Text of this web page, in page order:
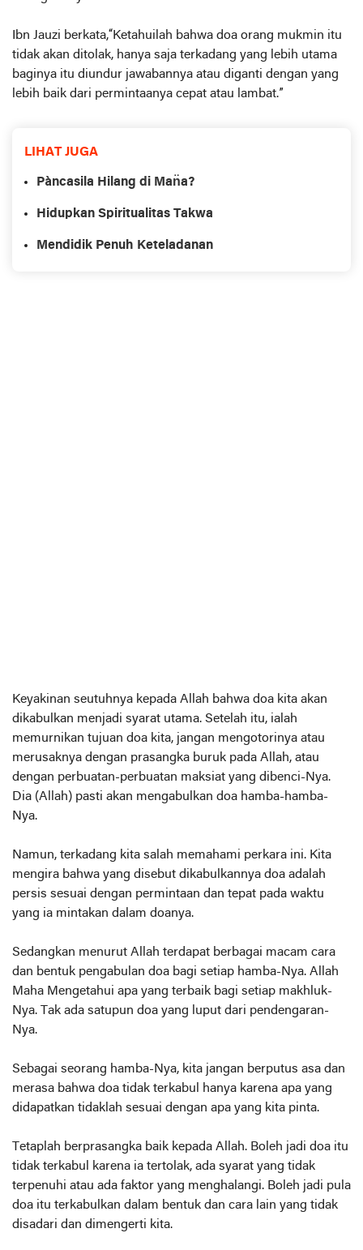
Ibn Jauzi berkata,“Ketahuilah bahwa doa orang mukmin itu
tidak akan ditolak, hanya saja terkadang yang lebih utama
baginya itu diundur jawabannya atau diganti dengan yang
lebih baik dari permintaanya cepat atau lambat.”
LIHAT JUGA
Pàncasila Hilang di Man̈a?
Hidupkan Spiritualitas Takwa
Mendidik Penuh Keteladanan
Keyakinan seutuhnya kepada Allah bahwa doa kita akan
dikabulkan menjadi syarat utama. Setelah itu, ialah
memurnikan tujuan doa kita, jangan mengotorinya atau
merusaknya dengan prasangka buruk pada Allah, atau
dengan perbuatan-perbuatan maksiat yang dibenci-Nya.
Dia (Allah) pasti akan mengabulkan doa hamba-hamba-
Nya.
Namun, terkadang kita salah memahami perkara ini. Kita
mengira bahwa yang disebut dikabulkannya doa adalah
persis sesuai dengan permintaan dan tepat pada waktu
yang ia mintakan dalam doanya.
Sedangkan menurut Allah terdapat berbagai macam cara
dan bentuk pengabulan doa bagi setiap hamba-Nya. Allah
Maha Mengetahui apa yang terbaik bagi setiap makhluk-
Nya. Tak ada satupun doa yang luput dari pendengaran-
Nya.
Sebagai seorang hamba-Nya, kita jangan berputus asa dan
merasa bahwa doa tidak terkabul hanya karena apa yang
didapatkan tidaklah sesuai dengan apa yang kita pinta.
Tetaplah berprasangka baik kepada Allah. Boleh jadi doa itu
tidak terkabul karena ia tertolak, ada syarat yang tidak
terpenuhi atau ada faktor yang menghalangi. Boleh jadi pula
doa itu terkabulkan dalam bentuk dan cara lain yang tidak
disadari dan dimengerti kita.